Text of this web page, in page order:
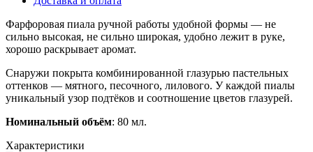
Фарфоровая пиала ручной работы удобной формы — не
сильно высокая, не сильно широкая, удобно лежит в руке,
хорошо раскрывает аромат.
Снаружи покрыта комбинированной глазурью пастельных
оттенков — мятного, песочного, лилового. У каждой пиалы
уникальный узор подтёков и соотношение цветов глазурей.
Номинальный объём: 80 мл.
Характеристики